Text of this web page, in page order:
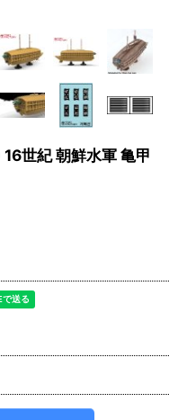
世紀 朝鮮水軍 亀甲